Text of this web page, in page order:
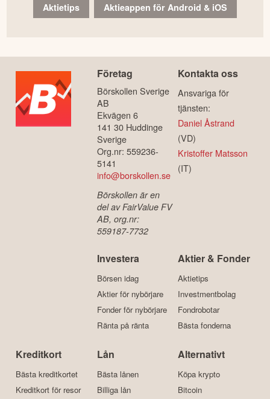
Aktietips Aktieappen för Android & iOS
Företag
Börskollen Sverige
AB
Ekvägen 6
141 30 Huddinge
Sverige
Org.nr: 559236-
5141
info@borskollen.se
Börskollen är en
del av FairValue FV
AB, org.nr:
559187-7732
Kontakta oss
Ansvariga för
tjänsten:
Daniel Åstrand
(VD)
Kristoffer Matsson
(IT)
Investera
Börsen idag
Aktier för nybörjare
Fonder för nybörjare
Ränta på ränta
Aktier & Fonder
Aktietips
Investmentbolag
Fondrobotar
Bästa fonderna
Kreditkort
Bästa kreditkortet
Kreditkort för resor
Lån
Bästa lånen
Billiga lån
Alternativt
Köpa krypto
Bitcoin